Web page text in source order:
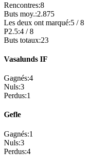
Rencontres:8
Buts moy.:2.875
Les deux ont marqué:5 /8
P2.5:4 /8
Buts totaux:23
Vasalunds IF
Gagnés:4
Nuls:3
Perdus:1
Gefle
Gagnés:1
Nuls:3
Perdus:4